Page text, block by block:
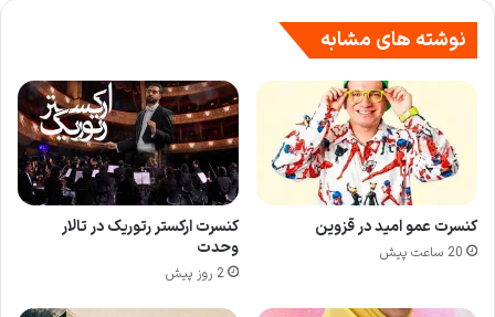
نوشته های مشابه
کنسرت عمو امید در قزوین
20 ساعت پیش
کنسرت ارکستر رتوریک در تالار
وحدت
2 روز پیش